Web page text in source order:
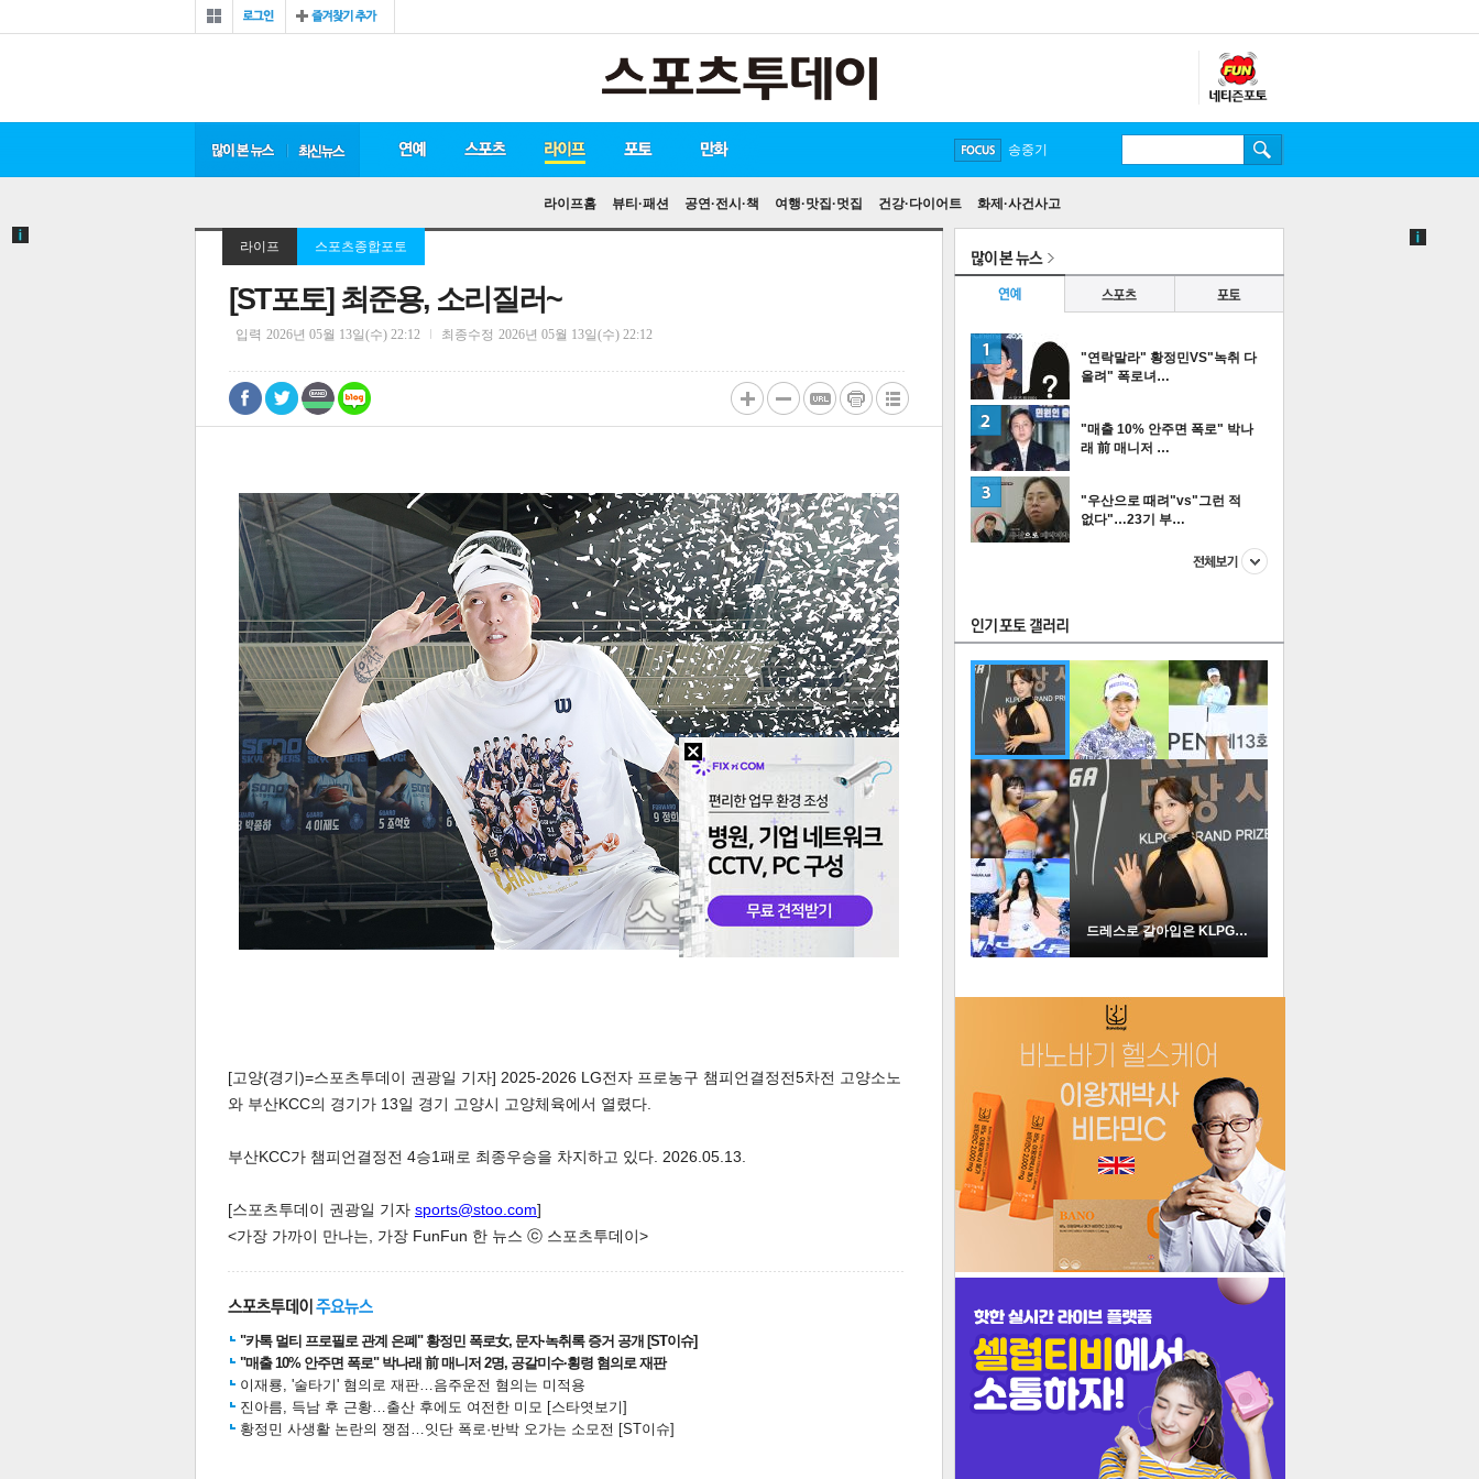
로그 즐겨찾기
많이 본 뉴스 최신 뉴스 연예 스포츠 라이프
라이프홈 뷰티·패션 공연·전시·책 여행·맛집·멋집 건강·다이어트 화제·사건사고
포토
만화
FOCUS
방탄소년단
손흥민
유아인
송중기
라이프 스포츠종합포토
[ST포토] 최준용, 소리질러~
입력 2026년 05월 13일(수) 22:12 최종수정 2026년 05월 13일(수) 22:12
0
텍스 텍스 url 복 인쇄
[고양(경기)=스포츠투데이 권광일 기자] 2025-2026 LG전자 프로농구 챔피언결정전5차전 고양소노
와 부산KCC의 경기가 13일 경기 고양시 고양체육에서 열렸다.
부산KCC가 챔피언결정전 4승1패로 최종우승을 차지하고 있다. 2026.05.13.
[스포츠투데이 권광일 기자 sports@stoo.com]
<가장 가까이 만나는, 가장 FunFun 한 뉴스 ⓒ 스포츠투데이>
"카톡 멀티 프로필로 관계 은폐" 황정민 폭로女, 문자·녹취록 증거 공개 [ST이슈]
"매출 10% 안주면 폭로" 박나래 前 매니저 2명, 공갈미수·횡령 혐의로 재판
이재룡, '술타기' 혐의로 재판…음주운전 혐의는 미적용
진아름, 득남 후 근황…출산 후에도 여전한 미모 [스타엿보기]
황정민 사생활 논란의 쟁점…잇단 폭로·반박 오가는 소모전 [ST이슈]
많이 본 뉴스
연예
스포츠 포토
"연락말라" 황정민VS"녹취 다
올려" 폭로녀…
2
"매출 10% 안주면 폭로" 박나
래 前 매니저 …
"우산으로 때려"vs"그런 적
없다"…23기 부…
더보기
인기포토
드레스로 갈아입은 KLPGA …